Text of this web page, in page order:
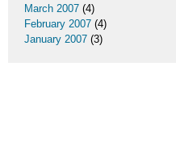
March 2007 (4)
February 2007 (4)
January 2007 (3)